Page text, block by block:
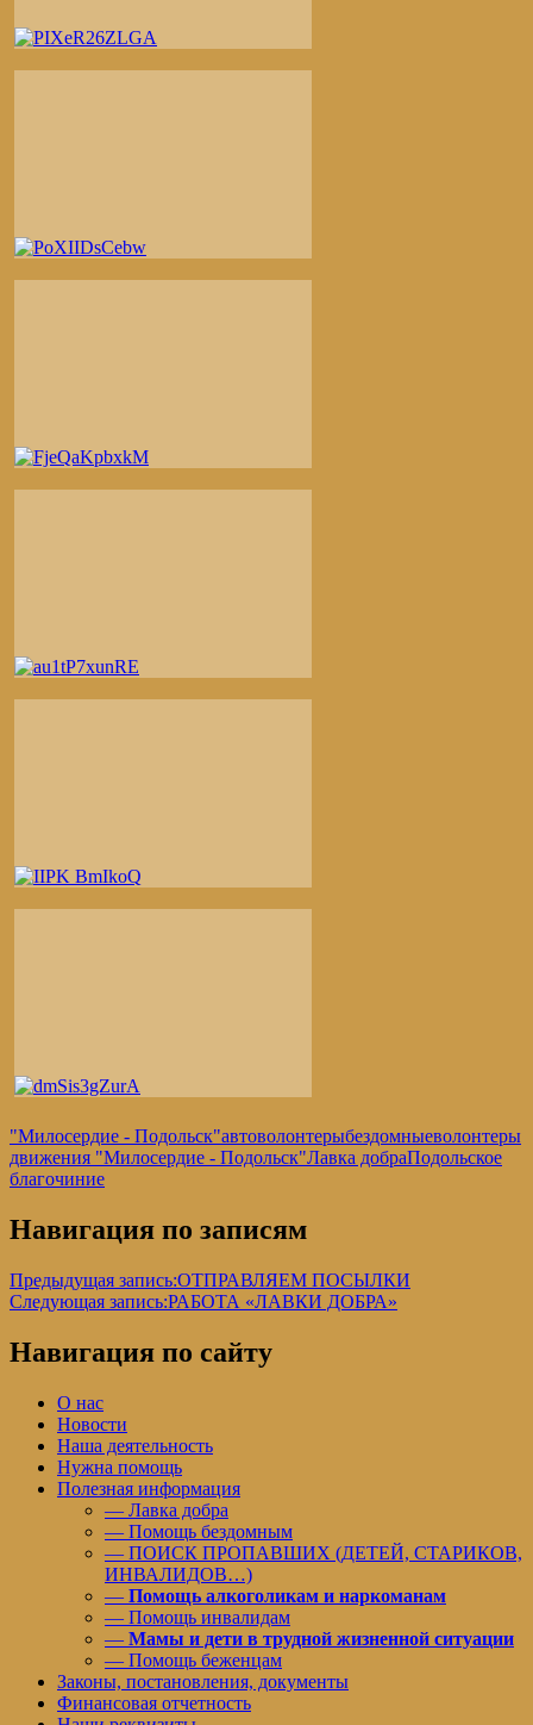
"Милосердие - Подольск"автоволонтерыбездомныеволонтеры
движения "Милосердие - Подольск"Лавка добраПодольское
благочиние
Навигация по записям
Предыдущая запись:ОТПРАВЛЯЕМ ПОСЫЛКИ
Следующая запись:РАБОТА «ЛАВКИ ДОБРА»
Навигация по сайту
О нас
Новости
Наша деятельность
Нужна помощь
Полезная информация
— Лавка добра
— Помощь бездомным
— ПОИСК ПРОПАВШИХ (ДЕТЕЙ, СТАРИКОВ,
ИНВАЛИДОВ…)
— Помощь алкоголикам и наркоманам
— Помощь инвалидам
— Мамы и дети в трудной жизненной ситуации
— Помощь беженцам
Законы, постановления, документы
Финансовая отчетность